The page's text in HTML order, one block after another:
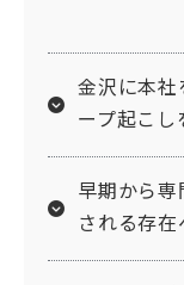
金沢に本
ープ起こし
早期から
される存在